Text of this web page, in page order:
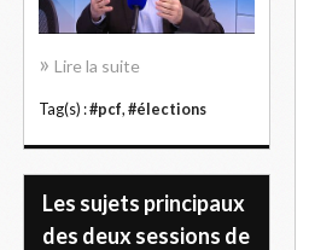
Lire la suite
Tag(s) :#pcf, #élections
Les sujets principaux
des deux sessions de